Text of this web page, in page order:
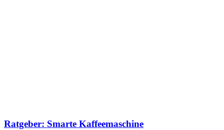
Ratgeber: Smarte Kaffeemaschine